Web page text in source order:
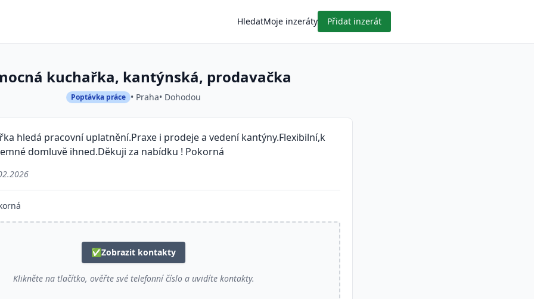
HledatMoje inzeráty Přidat inzerát
kuchařka, kantýnská, prodavačka
Poptávka práce • Praha• Dohodou
hledá pracovní uplatnění.Praxe i prodeje a vedení kantýny.Flexibilní,k
domluvě ihned.Děkuji za nabídku ! Pokorná
✅Zobrazit kontakty
Klikněte na tlačítko, ověřte své telefonní číslo a uvidíte kontakty.